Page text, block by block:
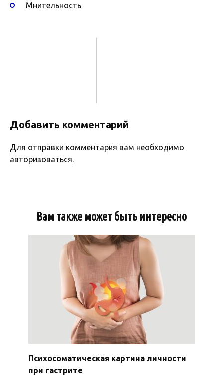
Мнительность
Добавить комментарий
Для отправки комментария вам необходимо
авторизоваться.
Вам также может быть интересно
Психосоматическая картина личности
при гастрите